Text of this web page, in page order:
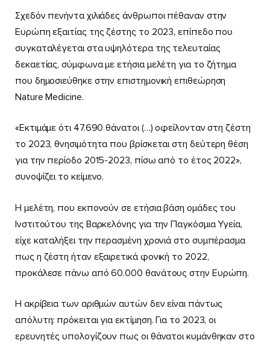
Σχεδόν πενήντα χιλιάδες άνθρωποι πέθαναν στην
Ευρώπη εξαιτίας της ζέστης το 2023, επίπεδο που
συγκαταλέγεται στα υψηλότερα της τελευταίας
δεκαετίας, σύμφωνα με ετήσια μελέτη για το ζήτημα
που δημοσιεύθηκε στην επιστημονική επιθεώρηση
Nature Medicine.
«Εκτιμάμε ότι 47.690 θάνατοι (…) οφείλονταν στη ζέστη
το 2023, θνησιμότητα που βρίσκεται στη δεύτερη θέση
για την περίοδο 2015-2023, πίσω από το έτος 2022»,
συνοψίζει το κείμενο.
Η μελέτη, που εκπονούν σε ετήσια βάση ομάδες του
Ινστιτούτου της Βαρκελόνης για την Παγκόσμια Υγεία,
είχε καταλήξει την περασμένη χρονιά στο συμπέρασμα
πως η ζέστη ήταν εξαιρετικά φονική το 2022,
προκάλεσε πάνω από 60.000 θανάτους στην Ευρώπη.
Η ακρίβεια των αριθμών αυτών δεν είναι πάντως
απόλυτη: πρόκειται για εκτίμηση. Για το 2023, οι
ερευνητές υπολογίζουν πως οι θάνατοι κυμάνθηκαν στο